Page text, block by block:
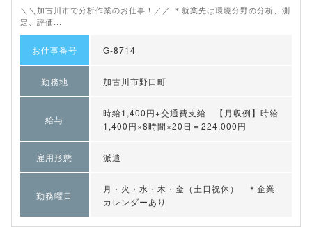
＼＼加古川市で分析作業のお仕事！／／ ＊就業先は環境分野の分析、測
定、評価...
お仕事番号 G-8714
勤務地 加古川市野口町
給与
時給1,400円+交通費支給 【月収例】時給
1,400円×8時間×20日＝224,000円
雇用形態 派遣
勤務曜日
月・火・水・木・金（土日祝休） ＊企業
カレンダーあり